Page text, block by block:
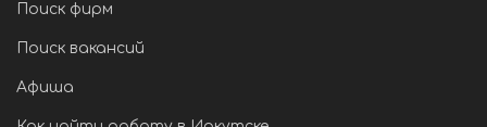
Поиск фирм
Поиск вакансий
Афиша